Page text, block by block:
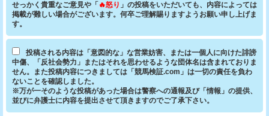
せっかく貴重なご意見や「 🔥怒り 」の投稿をいただいても、内容によっては
掲載が難しい場合がございます。何卒ご理解賜りますようお願い申し上げま
す。
投稿される内容は「意図的な」な営業妨害、または一個人に向けた誹謗
中傷、「反社会勢力」またはそれを思わせるような団体名は含まれておりま
せん。また投稿内容につきましては「競馬検証.com」は一切の責任を負わ
ないことを確認しました。
※万が一そのような投稿があった場合は警察への通報及び「情報」の提供、
並びに弁護士に内容を提出させて頂きますのでご了承下さい。